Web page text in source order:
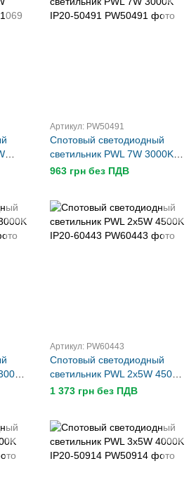
Артикул: PW50491
Спотовый светодиодный
светильник PWL 7W 3000K
IP20-50491
963 грн без ПДВ
Артикул: PW60443
Спотовый светодиодный
светильник PWL 2x5W 4500K
IP20-60443
1 373 грн без ПДВ